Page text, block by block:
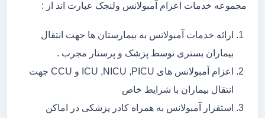
مجموعه خدمات اعزام آمبولانس ولنجک عبارت اند از :
ارائه خدمات آمبولانس به بیمارستان ها جهت انتقال
بیماران بستری توسط پزشک و پرستار مجرب .
اعزام آمبولانس های ICU ,NICU ,PICU و CCU جهت
انتقال بیماران با شرایط خاص
استقرار آمبولانس به همراه کادر پزشکی در اماکن